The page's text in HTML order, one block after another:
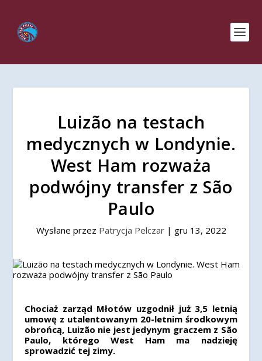
Luizão na testach
medycznych w Londynie.
West Ham rozważa
podwójny transfer z São
Paulo
Wysłane przez Patrycja Pelczar| gru 13, 2022
Chociaż zarząd Młotów uzgodnił już 3,5 letnią
umowę z utalentowanym 20-letnim środkowym
obrońcą, Luizão nie jest jedynym graczem z São
Paulo, którego West Ham ma nadzieję
sprowadzić tej zimy.